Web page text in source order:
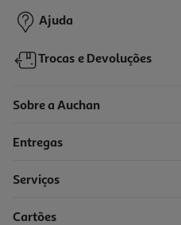
Ajuda
Trocas e Devoluções
Sobre a Auchan
Entregas
Serviços
Cartões